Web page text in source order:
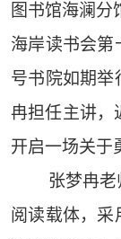
图书馆海澜分
海岸读书会第
号书院如期举
冉担任主讲，
开启一场关于
张梦冉
阅读载体，采